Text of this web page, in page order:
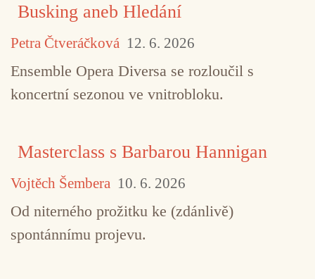
Busking aneb Hledání
Petra Čtveráčková 12. 6. 2026
Ensemble Opera Diversa se rozloučil s
koncertní sezonou ve vnitrobloku.
Masterclass s Barbarou Hannigan
Vojtěch Šembera 10. 6. 2026
Od niterného prožitku ke (zdánlivě)
spontánnímu projevu.